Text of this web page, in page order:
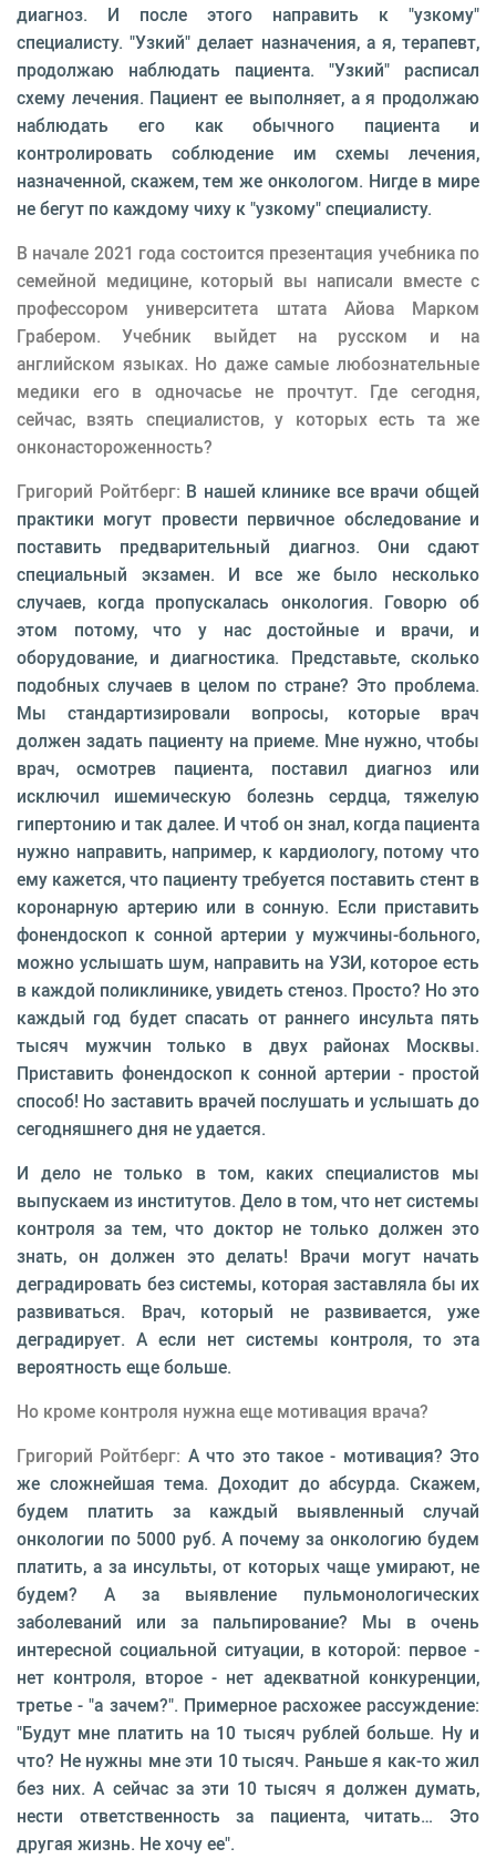
диагноз. И после этого направить к "узкому"
специалисту. "Узкий" делает назначения, а я, терапевт,
продолжаю наблюдать пациента. "Узкий" расписал
схему лечения. Пациент ее выполняет, а я продолжаю
наблюдать его как обычного пациента и
контролировать соблюдение им схемы лечения,
назначенной, скажем, тем же онкологом. Нигде в мире
не бегут по каждому чиху к "узкому" специалисту.
В начале 2021 года состоится презентация учебника по
семейной медицине, который вы написали вместе с
профессором университета штата Айова Марком
Грабером. Учебник выйдет на русском и на
английском языках. Но даже самые любознательные
медики его в одночасье не прочтут. Где сегодня,
сейчас, взять специалистов, у которых есть та же
онконастороженность?
Григорий Ройтберг: В нашей клинике все врачи общей
практики могут провести первичное обследование и
поставить предварительный диагноз. Они сдают
специальный экзамен. И все же было несколько
случаев, когда пропускалась онкология. Говорю об
этом потому, что у нас достойные и врачи, и
оборудование, и диагностика. Представьте, сколько
подобных случаев в целом по стране? Это проблема.
Мы стандартизировали вопросы, которые врач
должен задать пациенту на приеме. Мне нужно, чтобы
врач, осмотрев пациента, поставил диагноз или
исключил ишемическую болезнь сердца, тяжелую
гипертонию и так далее. И чтоб он знал, когда пациента
нужно направить, например, к кардиологу, потому что
ему кажется, что пациенту требуется поставить стент в
коронарную артерию или в сонную. Если приставить
фонендоскоп к сонной артерии у мужчины-больного,
можно услышать шум, направить на УЗИ, которое есть
в каждой поликлинике, увидеть стеноз. Просто? Но это
каждый год будет спасать от раннего инсульта пять
тысяч мужчин только в двух районах Москвы.
Приставить фонендоскоп к сонной артерии - простой
способ! Но заставить врачей послушать и услышать до
сегодняшнего дня не удается.
И дело не только в том, каких специалистов мы
выпускаем из институтов. Дело в том, что нет системы
контроля за тем, что доктор не только должен это
знать, он должен это делать! Врачи могут начать
деградировать без системы, которая заставляла бы их
развиваться. Врач, который не развивается, уже
деградирует. А если нет системы контроля, то эта
вероятность еще больше.
Но кроме контроля нужна еще мотивация врача?
Григорий Ройтберг: А что это такое - мотивация? Это
же сложнейшая тема. Доходит до абсурда. Скажем,
будем платить за каждый выявленный случай
онкологии по 5000 руб. А почему за онкологию будем
платить, а за инсульты, от которых чаще умирают, не
будем? А за выявление пульмонологических
заболеваний или за пальпирование? Мы в очень
интересной социальной ситуации, в которой: первое -
нет контроля, второе - нет адекватной конкуренции,
третье - "а зачем?". Примерное расхожее рассуждение:
"Будут мне платить на 10 тысяч рублей больше. Ну и
что? Не нужны мне эти 10 тысяч. Раньше я как-то жил
без них. А сейчас за эти 10 тысяч я должен думать,
нести ответственность за пациента, читать… Это
другая жизнь. Не хочу ее".